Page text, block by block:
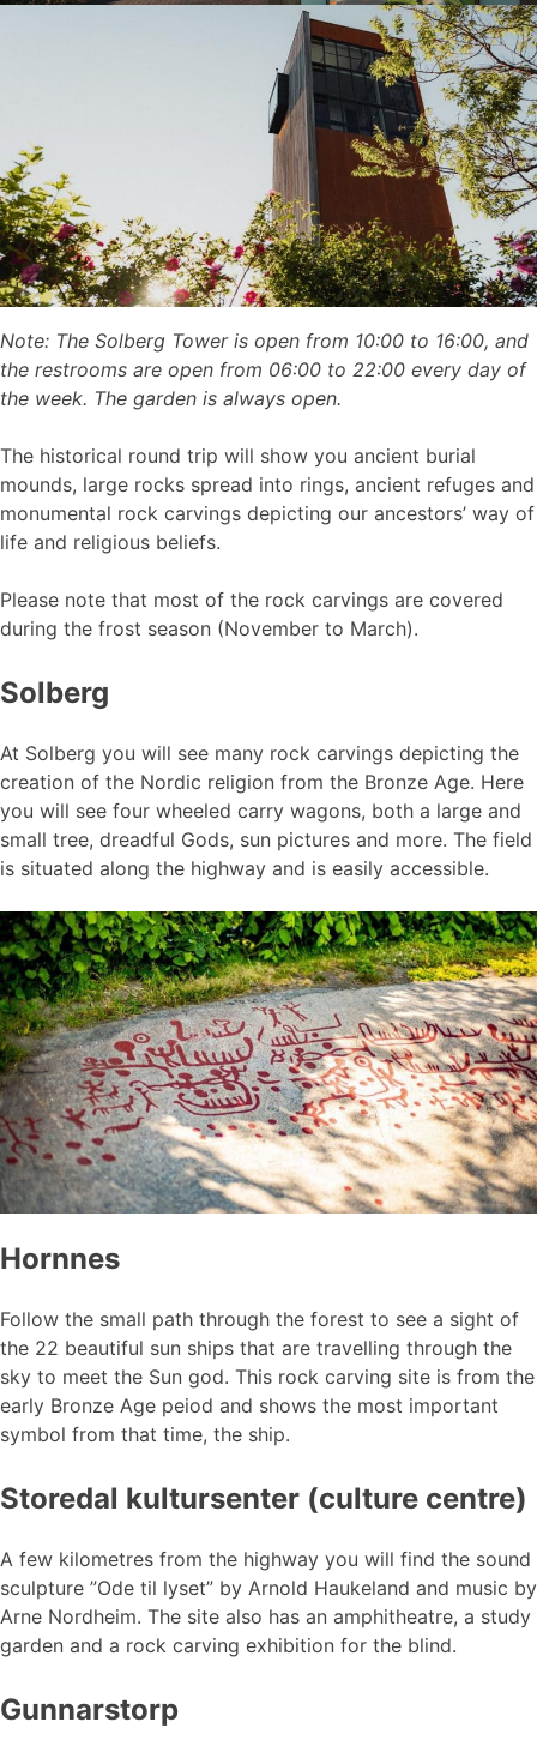
Note: The Solberg Tower is open from 10:00 to 16:00, and
the restrooms are open from 06:00 to 22:00 every day of
the week. The garden is always open.
The historical round trip will show you ancient burial
mounds, large rocks spread into rings, ancient refuges and
monumental rock carvings depicting our ancestors’ way of
life and religious beliefs.
Please note that most of the rock carvings are covered
during the frost season (November to March).
Solberg
At Solberg you will see many rock carvings depicting the
creation of the Nordic religion from the Bronze Age. Here
you will see four wheeled carry wagons, both a large and
small tree, dreadful Gods, sun pictures and more. The field
is situated along the highway and is easily accessible.
Hornnes
Follow the small path through the forest to see a sight of
the 22 beautiful sun ships that are travelling through the
sky to meet the Sun god. This rock carving site is from the
early Bronze Age peiod and shows the most important
symbol from that time, the ship.
Storedal kultursenter (culture centre)
A few kilometres from the highway you will find the sound
sculpture ”Ode til lyset” by Arnold Haukeland and music by
Arne Nordheim. The site also has an amphitheatre, a study
garden and a rock carving exhibition for the blind.
Gunnarstorp